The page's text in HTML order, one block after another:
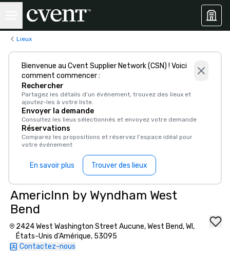
Lieux
Bienvenue au Cvent Supplier Network (CSN) ! Voici
comment commencer :
Rechercher
Partagez les détails d'un événement, trouvez des lieux et
ajoutez-les à votre liste.
Envoyer la demande
Consultez les lieux sélectionnés et envoyez votre demande
Réservations
Comparez les propositions et réservez l'espace idéal pour
votre événement
En savoir plus Trouver des lieux
AmericInn by Wyndham West
Bend
2424 West Washington Street Aucune, West Bend, WI,
États-Unis d'Amérique, 53095
Contactez-nous